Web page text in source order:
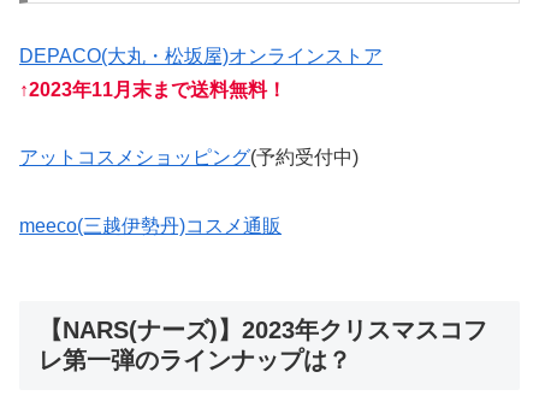
DEPACO(大丸・松坂屋)オンラインストア
↑2023年11月末まで送料無料！
アットコスメショッピング(予約受付中)
meeco(三越伊勢丹)コスメ通販
【NARS(ナーズ)】2023年クリスマスコフ
レ第一弾のラインナップは？